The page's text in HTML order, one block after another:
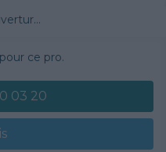
Chauffage Fioul, Bétons cirés
ce pro.
03 20